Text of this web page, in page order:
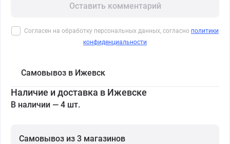
Оставить комментарий
Согласен на обработку персональных данных, согласно политики
конфиденциальности
Самовывоз в Ижевск
Наличие и доставка в Ижевске
В наличии — 4 шт.
Самовывоз из 3 магазинов